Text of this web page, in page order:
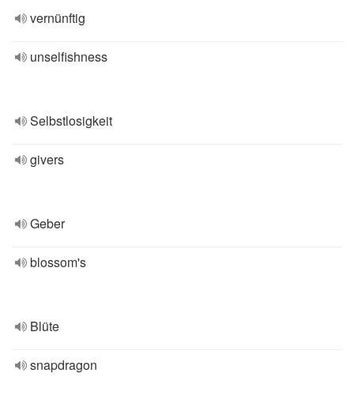
vernünftig
unselfishness
Selbstlosigkeit
givers
Geber
blossom's
Blüte
snapdragon